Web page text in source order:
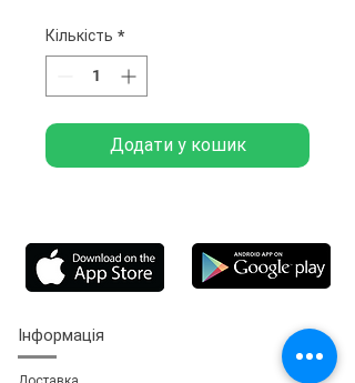
Кількість *
Додати у кошик
Інформація